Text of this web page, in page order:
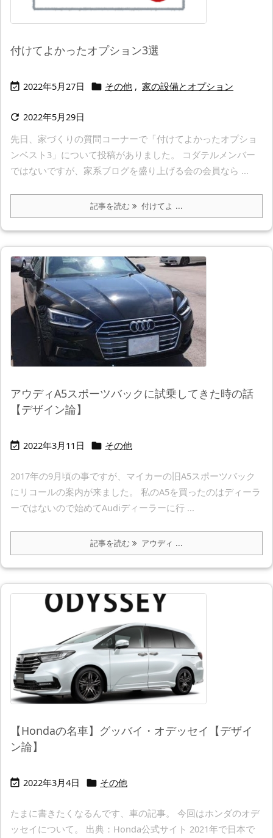
付けてよかったオプション3選
 2022年5月27日  その他 , 家の設備とオプション
 2022年5月29日
先日、家づくりの質問コーナーで「付けてよかったオプショ
ンベスト3」について投稿がありました。 コダテルメンバー
ではないですが、家系ブログを盛り上げる会の会員なら ...
記事を読む 付けてよ ...
アウディA5スポーツバックに試乗してきた時の話
【デザイン論】
 2022年3月11日  その他
2017年の9月頃の事ですが、マイカーの旧A5スポーツバック
にリコールの案内が来ました。 私のA5を買ったのはディーラ
ーではないので始めてAudiディーラーに行 ...
記事を読む アウディ ...
【Hondaの名車】グッバイ・オデッセイ【デザイ
ン論】
 2022年3月4日  その他
たまに書きたくなるんです、車の記事。 今回はホンダのオデ
ッセイについて。 出典：Honda公式サイト 2021年で日本で